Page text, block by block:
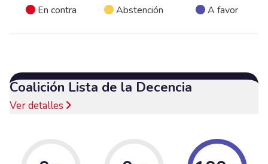
En contra Abstención A favor
Coalición Lista de la Decencia
Ver detalles